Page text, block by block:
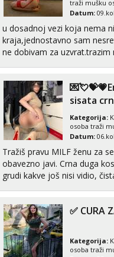
tel:0,93€ -
Anđela
Čekam tvoj poziv!
tel:0,93€ -
Liliana
Razgovaram :)
Tel: 064/677-677-
tel:0,93€ -
Kristina
Razgovaram :)
Učiteljica iz
Tel: 064/677-677 -
tel:0,93€ -
Margareta
traži mušku
Datum:
u dosadnoj vezi koja nema
kraja,jednostavno sam
ne dobivam za uzvrat.trazim
poljupce po tijelu koji me
muskar...
sisata
videa i
Kategorija:
osoba traži
Datum:
Tražiš pravu MILF ženu za
obavezno javi. Crna duga
grudi kakve još nisi vidio,
nisi vidio. Uvijek sam✅ CURA
Kategorija:
osoba traži